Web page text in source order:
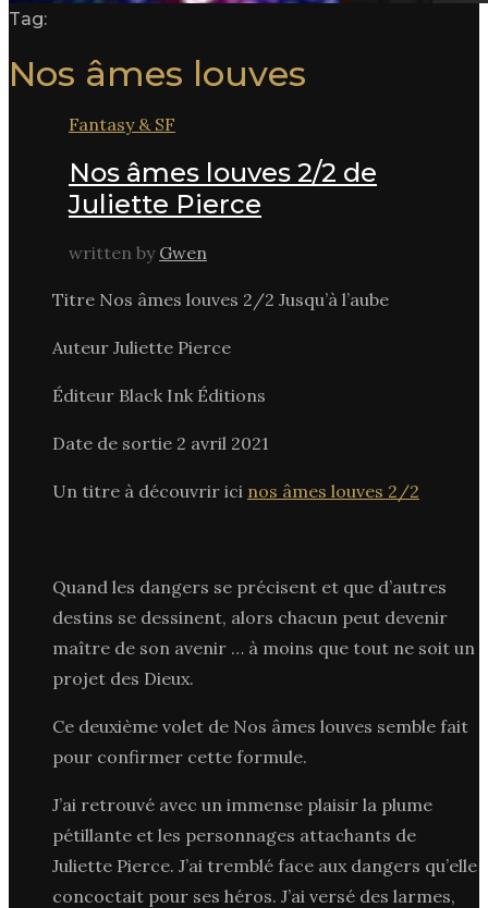
Tag:
Nos âmes louves
Fantasy & SF
Nos âmes louves 2/2 de
Juliette Pierce
written by Gwen
Titre Nos âmes louves 2/2 Jusqu’à l’aube
Auteur Juliette Pierce
Éditeur Black Ink Éditions
Date de sortie 2 avril 2021
Un titre à découvrir ici nos âmes louves 2/2
Quand les dangers se précisent et que d’autres
destins se dessinent, alors chacun peut devenir
maître de son avenir … à moins que tout ne soit un
projet des Dieux.
Ce deuxième volet de Nos âmes louves semble fait
pour confirmer cette formule.
J’ai retrouvé avec un immense plaisir la plume
pétillante et les personnages attachants de
Juliette Pierce. J’ai tremblé face aux dangers qu’elle
concoctait pour ses héros. J’ai versé des larmes,